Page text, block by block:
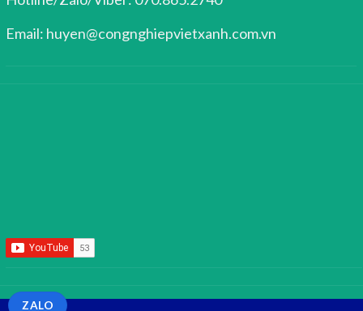
Email: huyen@congnghiepvietxanh.com.vn
ZALO